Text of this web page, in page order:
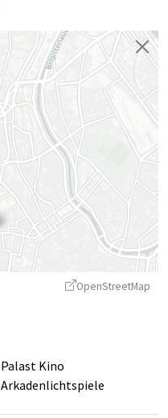
OpenStreetMap
Palast Kino
Arkadenlichtspiele